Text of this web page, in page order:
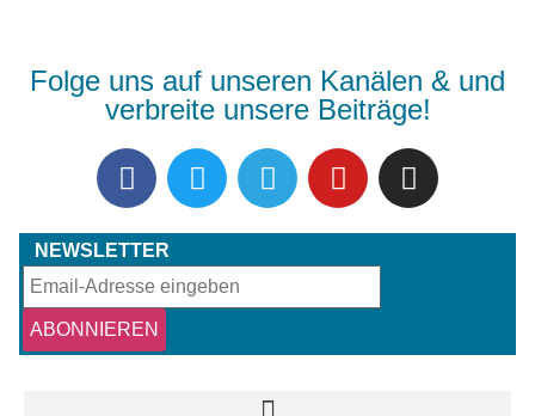
Folge uns auf unseren Kanälen & und
verbreite unsere Beiträge!
NEWSLETTER